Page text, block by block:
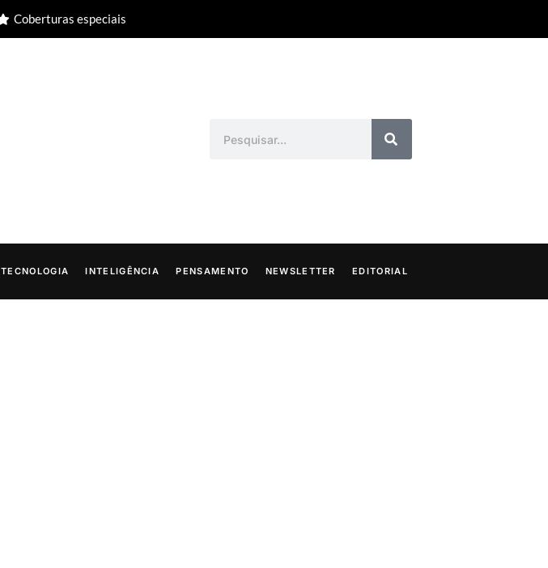
Coberturas especiais
TECNOLOGIA INTELIGÊNCIA PENSAMENTO NEWSLETTER EDITORIAL